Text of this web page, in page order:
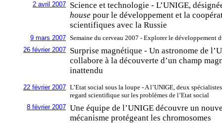
2 avril 2007 Science et technologie - L’UNIGE,
house pour le développement et la
scientifiques avec la Russie
9 mars 2007 Semaine du cerveau 2007 - Explorer le développement
26 février 2007 Surprise magnétique - Un astronome de
collabore à la découverte d’un champ
inattendu
22 février 2007 L’Etat social sous la loupe - A l’UNIGE, deux
regard scientifique sur les problèmes de l’Etat social
8 février 2007 Une équipe de l’UNIGE découvre un
mécanisme protégeant les chromosomes